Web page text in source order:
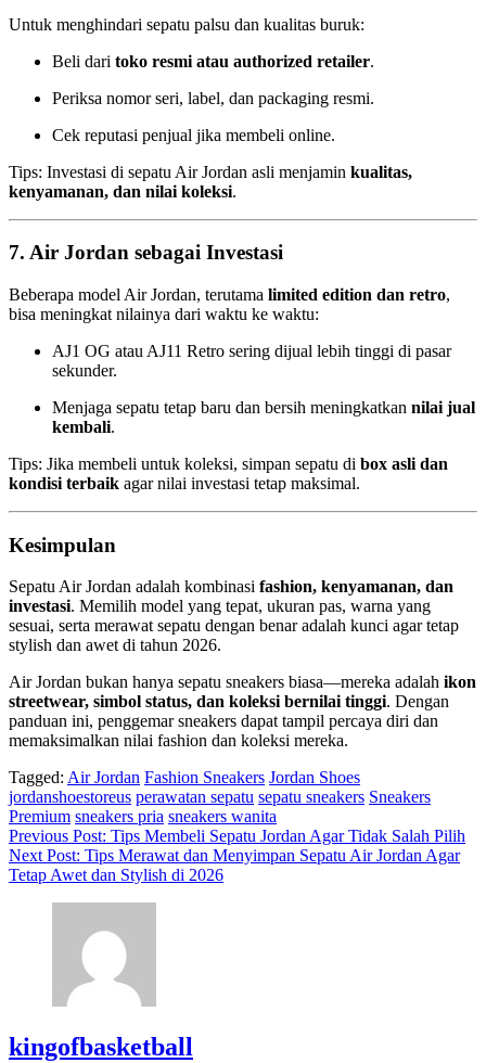
Untuk menghindari sepatu palsu dan kualitas buruk:
Beli dari toko resmi atau authorized retailer.
Periksa nomor seri, label, dan packaging resmi.
Cek reputasi penjual jika membeli online.
Tips: Investasi di sepatu Air Jordan asli menjamin kualitas,
kenyamanan, dan nilai koleksi.
7. Air Jordan sebagai Investasi
Beberapa model Air Jordan, terutama limited edition dan retro,
bisa meningkat nilainya dari waktu ke waktu:
AJ1 OG atau AJ11 Retro sering dijual lebih tinggi di pasar
sekunder.
Menjaga sepatu tetap baru dan bersih meningkatkan nilai jual
kembali.
Tips: Jika membeli untuk koleksi, simpan sepatu di box asli dan
kondisi terbaik agar nilai investasi tetap maksimal.
Kesimpulan
Sepatu Air Jordan adalah kombinasi fashion, kenyamanan, dan
investasi. Memilih model yang tepat, ukuran pas, warna yang
sesuai, serta merawat sepatu dengan benar adalah kunci agar tetap
stylish dan awet di tahun 2026.
Air Jordan bukan hanya sepatu sneakers biasa—mereka adalah ikon
streetwear, simbol status, dan koleksi bernilai tinggi. Dengan
panduan ini, penggemar sneakers dapat tampil percaya diri dan
memaksimalkan nilai fashion dan koleksi mereka.
Tagged: Air Jordan Fashion Sneakers Jordan Shoes
jordanshoestoreus perawatan sepatu sepatu sneakers Sneakers
Premium sneakers pria sneakers wanita
Navigasi
pos
Previous Post: Tips Membeli Sepatu Jordan Agar Tidak Salah Pilih
Next Post: Tips Merawat dan Menyimpan Sepatu Air Jordan Agar
Tetap Awet dan Stylish di 2026
kingofbasketball